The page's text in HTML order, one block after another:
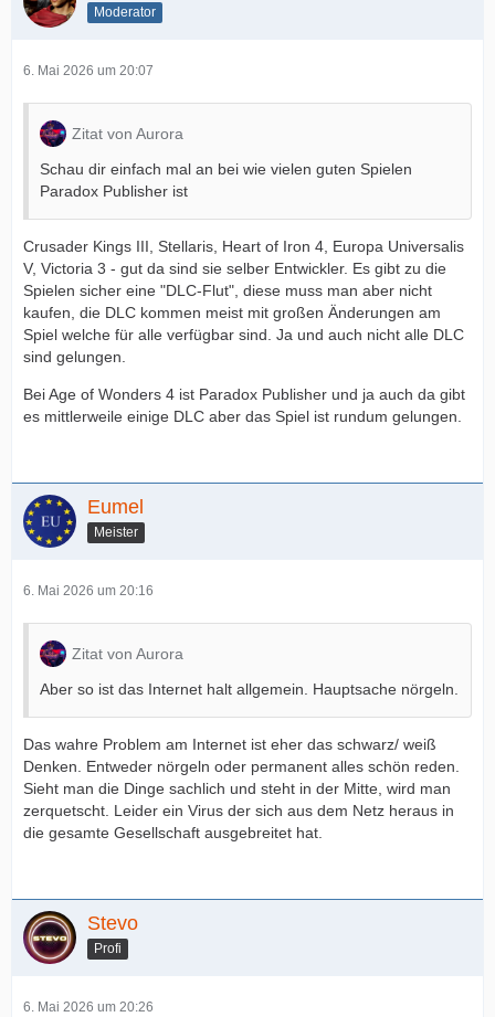
Moderator
6. Mai 2026 um 20:07
Zitat von Aurora
Schau dir einfach mal an bei wie vielen guten Spielen
Paradox Publisher ist
Crusader Kings III, Stellaris, Heart of Iron 4, Europa Universalis
V, Victoria 3 - gut da sind sie selber Entwickler. Es gibt zu die
Spielen sicher eine "DLC-Flut", diese muss man aber nicht
kaufen, die DLC kommen meist mit großen Änderungen am
Spiel welche für alle verfügbar sind. Ja und auch nicht alle DLC
sind gelungen.
Bei Age of Wonders 4 ist Paradox Publisher und ja auch da gibt
es mittlerweile einige DLC aber das Spiel ist rundum gelungen.
Eumel
Meister
6. Mai 2026 um 20:16
Zitat von Aurora
Aber so ist das Internet halt allgemein. Hauptsache nörgeln.
Das wahre Problem am Internet ist eher das schwarz/ weiß
Denken. Entweder nörgeln oder permanent alles schön reden.
Sieht man die Dinge sachlich und steht in der Mitte, wird man
zerquetscht. Leider ein Virus der sich aus dem Netz heraus in
die gesamte Gesellschaft ausgebreitet hat.
Stevo
Profi
6. Mai 2026 um 20:26